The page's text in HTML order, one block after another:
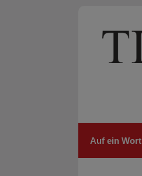
Auf ein Wort